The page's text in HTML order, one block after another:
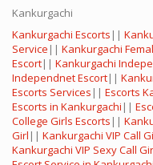
Kankurgachi
Kankurgachi Escorts ||
Service || Kankurgachi
Escort|| Kankurgachi
Independnet Escort||
Escorts Services || Escorts
Escorts in Kankurgachi ||
College Girls Escorts ||
Girl || Kankurgachi VIP Call
Kankurgachi VIP Sexy Call